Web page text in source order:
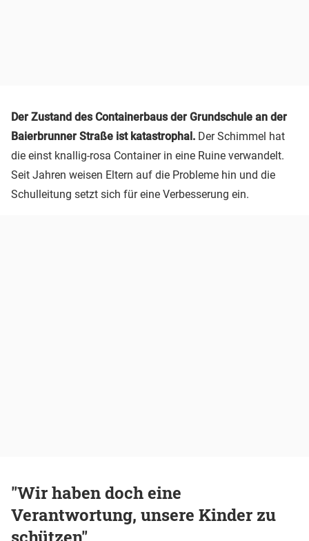
Der Zustand des Containerbaus der Grundschule an der
Baierbrunner Straße ist katastrophal. Der Schimmel hat
die einst knallig-rosa Container in eine Ruine verwandelt.
Seit Jahren weisen Eltern auf die Probleme hin und die
Schulleitung setzt sich für eine Verbesserung ein.
"Wir haben doch eine
Verantwortung, unsere Kinder zu